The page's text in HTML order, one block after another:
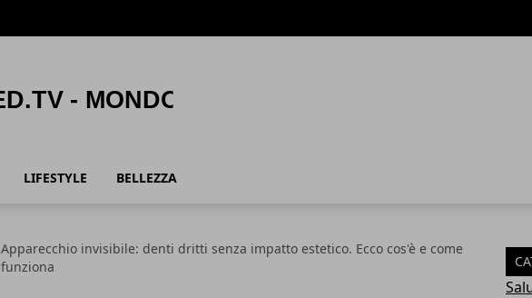
LIFESTYLE BELLEZZA
Apparecchio invisibile: denti dritti senza impatto estetico. Ecco cos'è e come
funziona